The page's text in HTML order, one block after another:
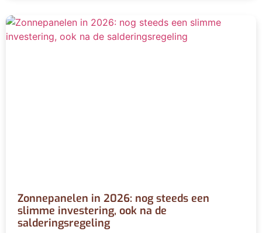
Zonnepanelen in 2026: nog steeds een
slimme investering, ook na de
salderingsregeling